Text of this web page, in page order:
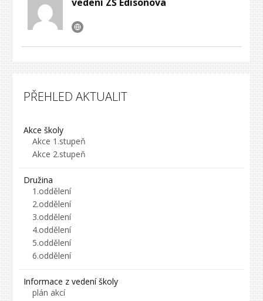
PŘEHLED AKTUALIT
Akce školy
Akce 1.stupeň
Akce 2.stupeň
Družina
1.oddělení
2.oddělení
3.oddělení
4.oddělení
5.oddělení
6.oddělení
Informace z vedení školy
plán akcí